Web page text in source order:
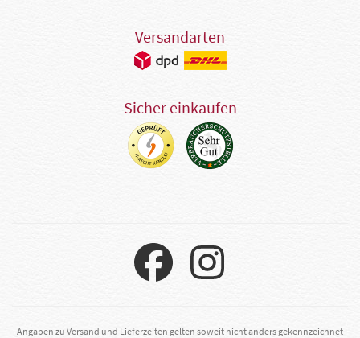
Versandarten
Sicher einkaufen
Angaben zu Versand und Lieferzeiten gelten soweit nicht anders gekennzeichnet